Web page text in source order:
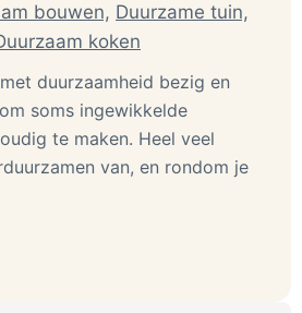
bouwen, Duurzame tuin,
koken
duurzaamheid bezig en
soms ingewikkelde
te maken. Heel veel
van, en rondom je